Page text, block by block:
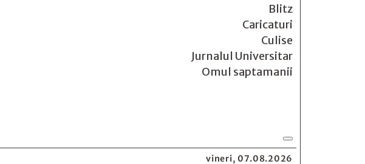
Blitz
Caricaturi
Culise
Jurnalul Universitar
Omul saptamanii
vineri, 07.08.2026